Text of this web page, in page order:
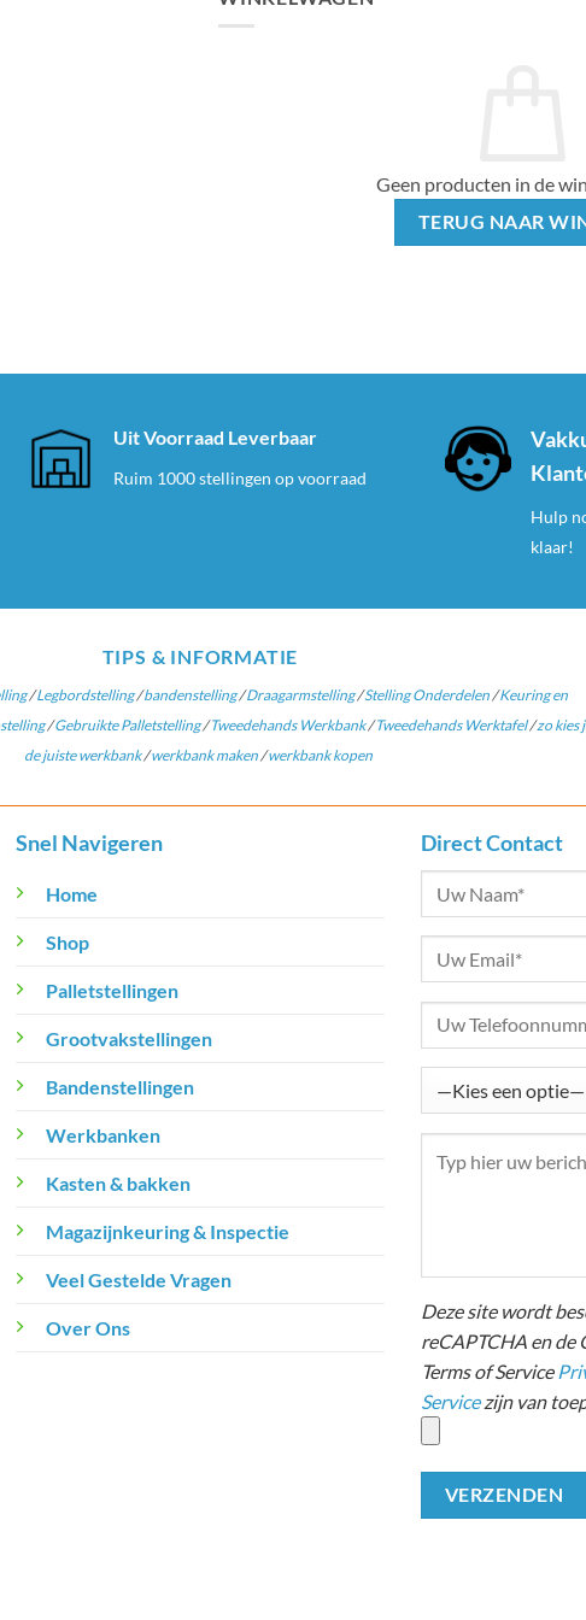
Geen producten in de
TERUG NAAR
Uit Voorraad Leverbaar
Ruim 1000 stellingen op voorraad
Hulp
klaar!
TIPS & INFORMATIE
/Legbordstelling/bandenstelling/Draagarmstelling/Stelling Onderdelen/Keuring en
/Gebruikte Palletstelling/Tweedehands Werkbank/Tweedehands Werktafel/zo kies
de juiste werkbank/werkbank maken /werkbank kopen
Snel Navigeren
Home
Shop
Palletstellingen
Grootvakstellingen
Bandenstellingen
Werkbanken
Kasten & bakken
Magazijnkeuring & Inspectie
Veel Gestelde Vragen
Over Ons
Direct Contact
Deze site wordt
reCAPTCHA en de
Terms of Service
Servicezijn van